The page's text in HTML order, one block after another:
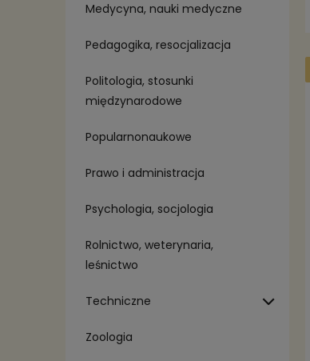
Medycyna, nauki medyczne
Pedagogika, resocjalizacja
Politologia, stosunki
międzynarodowe
Popularnonaukowe
Prawo i administracja
Psychologia, socjologia
Rolnictwo, weterynaria,
leśnictwo
Techniczne
Zoologia